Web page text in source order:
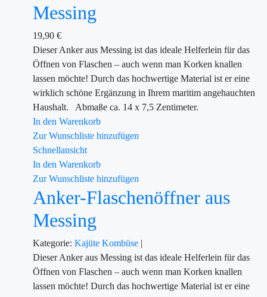
Messing
19,90 €
Dieser Anker aus Messing ist das ideale Helferlein für das
Öffnen von Flaschen – auch wenn man Korken knallen
lassen möchte! Durch das hochwertige Material ist er eine
wirklich schöne Ergänzung in Ihrem maritim angehauchten
Haushalt. Abmaße ca. 14 x 7,5 Zentimeter.
In den Warenkorb
Zur Wunschliste hinzufügen
Schnellansicht
In den Warenkorb
Zur Wunschliste hinzufügen
Anker-Flaschenöffner aus
Messing
Kategorie: Kajüte Kombüse |
Dieser Anker aus Messing ist das ideale Helferlein für das
Öffnen von Flaschen – auch wenn man Korken knallen
lassen möchte! Durch das hochwertige Material ist er eine